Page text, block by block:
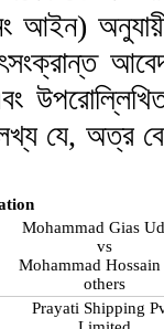
আইন)
যে, অত্র
Mohammad Gias
vs
Mohammad Hossain
others
Prayati Shipping